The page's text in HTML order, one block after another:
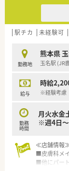
つけ薬剤
■40代まで
舗の年齢バ
【法人特徴に
■福岡県や
す。
■大手チェ
す。
■全店舗で
ており、薬
【求人情報に
■経験次第
現在の給与
駅チカ 未経験可
勤務地
熊本県
玉名駅 (JR
給与
時給
※経験考慮
勤務
時間
月火水金
※週4日
≪店舗情報
■皮膚科メ
■他にパー